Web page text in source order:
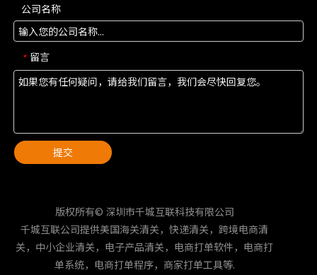
公司名称
* 留言
提交
版权所有© 深圳市千城互联科技有限公司
千城互联公司提供美国海关清关，快递清关，跨境电商清
关，中小企业清关，电子产品清关，电商打单软件，电商打
单系统，电商打单程序，商家打单工具等.